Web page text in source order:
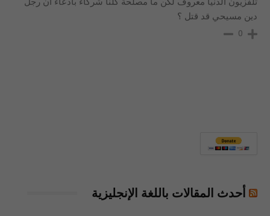
دين مسيحي قد قتل ؟
0
أحدث المقالات باللغة الإنجليزية